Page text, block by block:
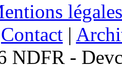
légales
Contact |
NDFR -